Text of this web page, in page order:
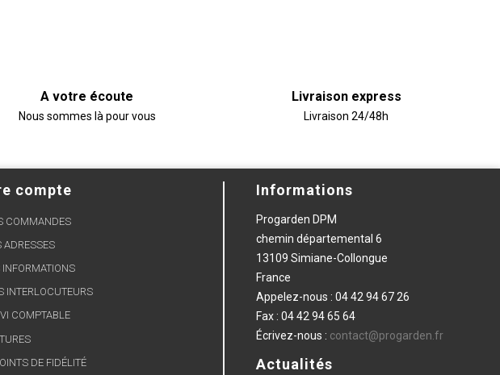
A votre écoute
Nous sommes là pour vous
Livraison express
Livraison 24/48h
compte
COMMANDES
ADRESSES
INTERLOCUTEURS
COMPTABLE
DE FIDÉLITÉ
Informations
Progarden DPM
chemin départemental 6
13109 Simiane-Collongue
France
Appelez-nous : 04 42 94 67 26
Fax : 04 42 94 65 64
Écrivez-nous : contact@progarden.fr
Actualités